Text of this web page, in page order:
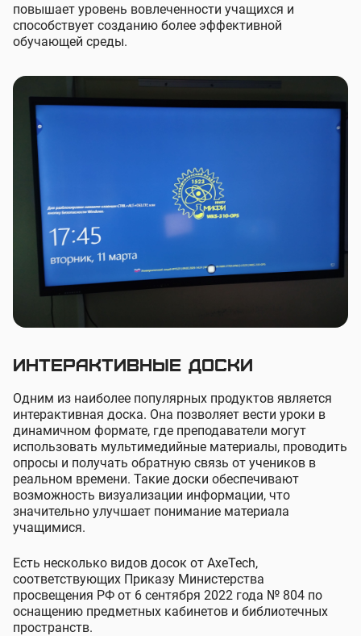
повышает уровень вовлеченности учащихся и
способствует созданию более эффективной
обучающей среды.
Интерактивные доски
Одним из наиболее популярных продуктов является
интерактивная доска. Она позволяет вести уроки в
динамичном формате, где преподаватели могут
использовать мультимедийные материалы, проводить
опросы и получать обратную связь от учеников в
реальном времени. Такие доски обеспечивают
возможность визуализации информации, что
значительно улучшает понимание материала
учащимися.
Есть несколько видов досок от AxeTech,
соответствующих Приказу Министерства
просвещения РФ от 6 сентября 2022 года № 804 по
оснащению предметных кабинетов и библиотечных
пространств.